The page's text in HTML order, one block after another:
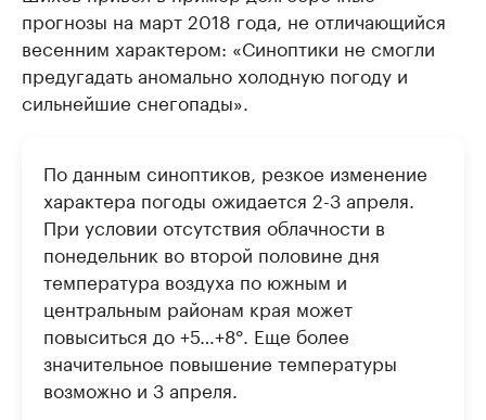
прогнозы на март 2018 года, не отличающийся
весенним характером: «Синоптики не смогли
предугадать аномально холодную погоду и
сильнейшие снегопады».
По данным синоптиков, резкое изменение
характера погоды ожидается 2-3 апреля.
При условии отсутствия облачности в
понедельник во второй половине дня
температура воздуха по южным и
центральным районам края может
повыситься до +5…+8°. Еще более
значительное повышение температуры
возможно и 3 апреля.